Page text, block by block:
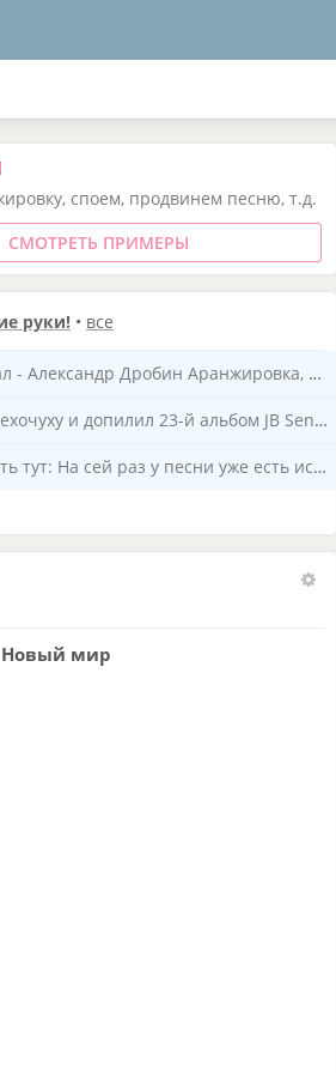
споем, продвинем песню, т.д.
СМОТРЕТЬ ПРИМЕРЫ
руки! • все
в 2013 году, а выставил на МыСцена в 2024году: Качество музыки у неё низкое, т. к. гитары были не живые и я
одного стиля. На сей раз это евродэнс, процветавший в 90-х. Может показаться, что тут я начал играть более современный музон, чем мой привычный синтпоп, но на самом деле, это, напр
одноимённого рассказа Рэя Бредбери - Золотые яблоки солнца. Сильно впечатлился этим романтико-фэнтезийным сюжетом. Заметим не фантастическим. Я поклонник таки твёрдой фантастики. Бредбери скоре
Новый мир